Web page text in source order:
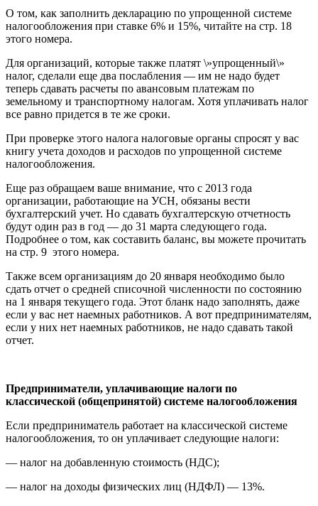
О том, как заполнить декларацию по упрощенной системе
налогообложения при ставке 6% и 15%, читайте на стр. 18
этого номера.
Для организаций, которые также платят \»упрощенный\»
налог, сделали еще два послабления — им не надо будет
теперь сдавать расчеты по авансовым платежам по
земельному и транспортному налогам. Хотя уплачивать налог
все равно придется в те же сроки.
При проверке этого налога налоговые органы спросят у вас
книгу учета доходов и расходов по упрощенной системе
налогообложения.
Еще раз обращаем ваше внимание, что с 2013 года
организации, работающие на УСН, обязаны вести
бухгалтерский учет. Но сдавать бухгалтерскую отчетность
будут один раз в год — до 31 марта следующего года.
Подробнее о том, как составить баланс, вы можете прочитать
на стр. 9 этого номера.
Также всем организациям до 20 января необходимо было
сдать отчет о средней списочной численности по состоянию
на 1 января текущего года. Этот бланк надо заполнять, даже
если у вас нет наемных работников. А вот предпринимателям,
если у них нет наемных работников, не надо сдавать такой
отчет.
Предприниматели, уплачивающие налоги по
классической (общепринятой) системе налогообложения
Если предприниматель работает на классической системе
налогообложения, то он уплачивает следующие налоги:
— налог на добавленную стоимость (НДС);
— налог на доходы физических лиц (НДФЛ) — 13%.